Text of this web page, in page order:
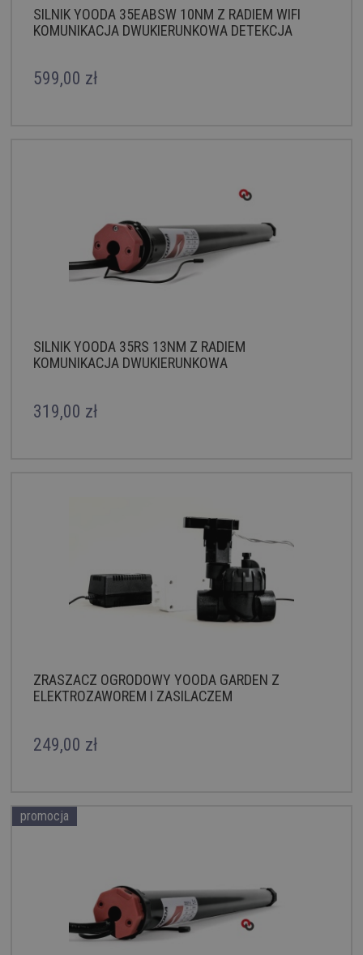
SILNIK YOODA 35EABSW 10NM Z RADIEM WIFI
KOMUNIKACJA DWUKIERUNKOWA DETEKCJA
599,00 zł
SILNIK YOODA 35RS 13NM Z RADIEM
KOMUNIKACJA DWUKIERUNKOWA
319,00 zł
ZRASZACZ OGRODOWY YOODA GARDEN Z
ELEKTROZAWOREM I ZASILACZEM
249,00 zł
promocja